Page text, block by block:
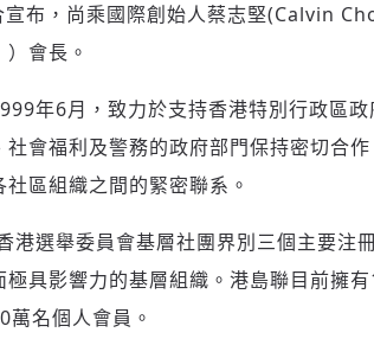
宣布，尚乘國際創始人蔡志堅(Calvin
會長。
年6月，致力於支持香港特別行政區
會福利及警務的政府部門保持密切合
區組織之間的緊密聯系。
港選舉委員會基層社團界別三個主要注
具影響力的基層組織。港島聯目前擁
萬名個人會員。